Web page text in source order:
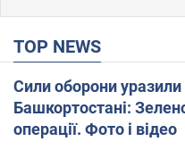
TOP NEWS
Сили оборони уразили
Башкортостані:
операції. Фото і відео